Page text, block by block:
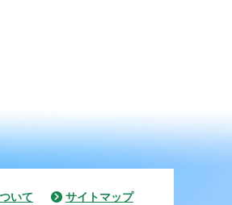
いて サイトマップ